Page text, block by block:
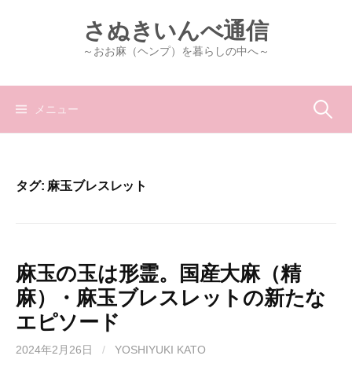
ツ
さぬきいんべ通信
～おお麻（ヘンプ）を暮らしの中へ～
メニュー 検
タグ: 麻玉ブレスレット
麻玉の玉は形霊。国産大麻（精
麻）・麻玉ブレスレットの新たな
エピソード
2024年2月26日 / YOSHIYUKI KATO